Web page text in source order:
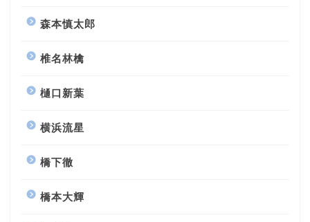
森本慎太郎
椎名林檎
樋口新葉
横浜流星
橋下徹
橋本大輝